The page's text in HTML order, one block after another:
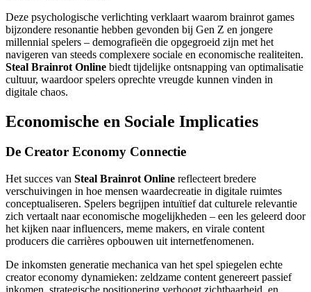
Deze psychologische verlichting verklaart waarom brainrot games
bijzondere resonantie hebben gevonden bij Gen Z en jongere
millennial spelers – demografieën die opgegroeid zijn met het
navigeren van steeds complexere sociale en economische realiteiten.
Steal Brainrot Online biedt tijdelijke ontsnapping van optimalisatie
cultuur, waardoor spelers oprechte vreugde kunnen vinden in
digitale chaos.
Economische en Sociale Implicaties
De Creator Economy Connectie
Het succes van Steal Brainrot Online reflecteert bredere
verschuivingen in hoe mensen waardecreatie in digitale ruimtes
conceptualiseren. Spelers begrijpen intuïtief dat culturele relevantie
zich vertaalt naar economische mogelijkheden – een les geleerd door
het kijken naar influencers, meme makers, en virale content
producers die carrières opbouwen uit internetfenomenen.
De inkomsten generatie mechanica van het spel spiegelen echte
creator economy dynamieken: zeldzame content genereert passief